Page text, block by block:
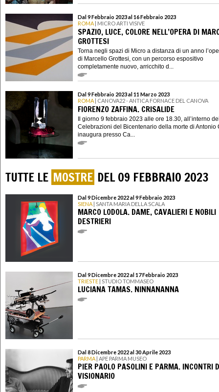
Dal 9 Febbraio 2023 al 16 Febbraio 2023
ROMA | MICRO ARTI VISIVE
SPAZIO, LUCE, COLORE NELL’OPERA DI
GROTTESI
Torna negli spazi di Micro a distanza di un anno
di Marcello Grottesi, con un percorso espositivo
completamente nuovo, arricchito d...
Dal 9 Febbraio 2023 al 11 Marzo 2023
ROMA | CANOVA22 - ANTICA FORNACE DEL CANOVA
FIORENZO ZAFFINA. CRISALIDE
Il giorno 9 febbraio 2023 alle ore 18.30, all’interno
Celebrazioni del Bicentenario della morte di Antonio
inaugura presso Ca...
TUTTE LE MOSTRE DEL 09 FEBBRAIO 2023
Dal 9 Dicembre 2022 al 9 Febbraio 2023
SIENA | SANTA MARIA DELLA SCALA
MARCO LODOLA. DAME, CAVALIERI E NOBILI
DESTRIERI
Dal 9 Dicembre 2022 al 17 Febbraio 2023
TRIESTE | STUDIO TOMMASEO
LUCIANA TAMAS. NINNANANNA
Dal 8 Dicembre 2022 al 30 Aprile 2023
PARMA | APE PARMA MUSEO
PIER PAOLO PASOLINI E PARMA. INCONTRI
VISIONARIO